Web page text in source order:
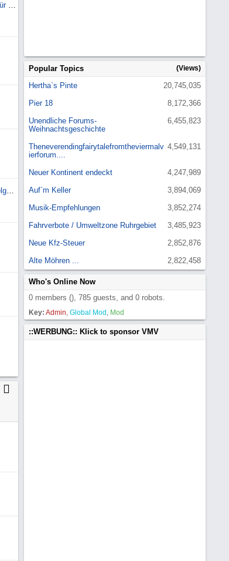
Jumpstarter / mobile Starthilfegeräte für Diesel
Gutachten gesucht für Mangelsstahlfelgen für Toyot
Popular Topics (Views)
20,745,035
Hertha`s Pinte
8,172,366
Pier 18
6,455,823
Unendliche Forums-
Weihnachtsgeschichte
4,549,131
Theneverendingfairytalefromtheviermalv
ierforum....
4,247,989
Neuer Kontinent endeckt
3,894,069
Auf`m Keller
3,852,274
Musik-Empfehlungen
3,485,923
Fahrverbote / Umweltzone Ruhrgebiet
2,852,876
Neue Kfz-Steuer
2,822,458
Alte Möhren ...
Who's Online Now
0 members (), 785 guests, and 0 robots.
Key: Admin, Global Mod , Mod
::WERBUNG:: Klick to sponsor VMV